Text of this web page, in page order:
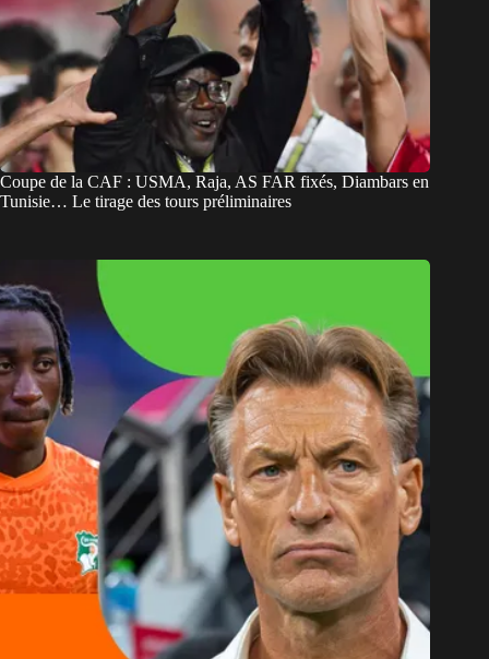
Coupe de la CAF : USMA, Raja, AS FAR fixés, Diambars en
Tunisie… Le tirage des tours préliminaires